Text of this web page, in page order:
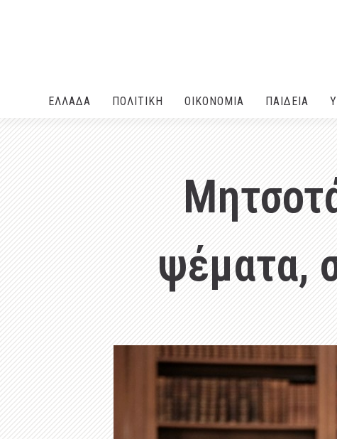
ΕΛΛΑΔA ΠΟΛΙΤΙΚΗ ΟΙΚΟΝΟΜΙΑ ΠΑΙΔΕΙΑ
ψέματα,